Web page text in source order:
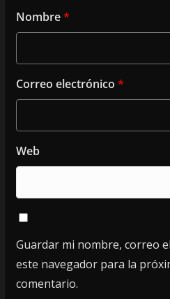
Nombre*
Correo electrónico *
Web
Guardar mi nombre, correo
este navegador para la
comentario.